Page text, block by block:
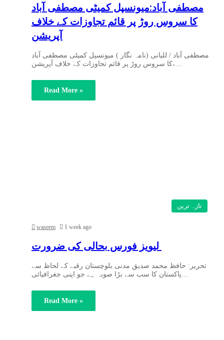
مصطفی آباد:میونسپل کمیٹی مصطفی آباد
کا سروس روڑ پر قائم تجاوزات کے خلاف
آپریشن
مصطفی آباد / للیانی (نامہ نگار ) میونسپل کمیٹی مصطفی آباد
کا سروس روڑ پر قائم تجاوزات کے خلاف آپریشن،…
Read More »
تازہ ترین
waseem 1 week ago
تحریر: حافظ محمد صدیق مدنی بلوچستان رقبے کے لحاظ سے
Read More »